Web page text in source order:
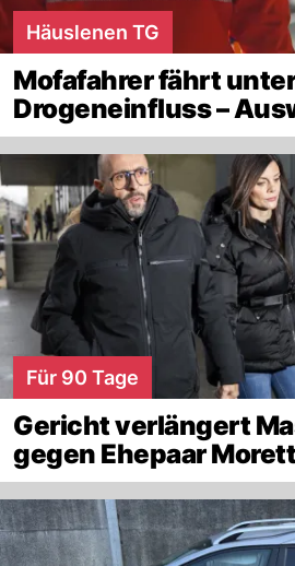
Häuslenen TG
Mofafahrer fährt
Drogeneinfluss –
Für 90 Tage
Gericht verlängert
gegen Ehepaar